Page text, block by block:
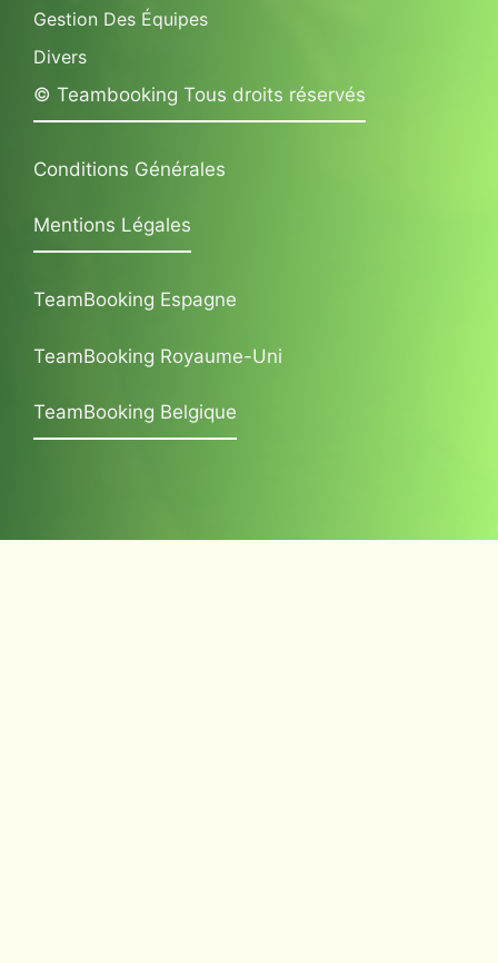
Gestion Des Équipes
Divers
© Teambooking Tous droits réservés
Conditions Générales
Mentions Légales
TeamBooking Espagne
TeamBooking Royaume-Uni
TeamBooking Belgique